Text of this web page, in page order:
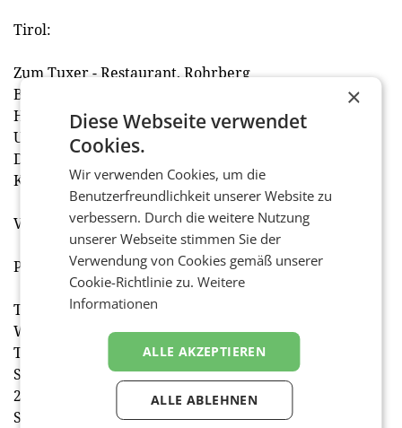
Tirol:
Zum Tuxer - Restaurant, Rohrberg
Bar Rique, Mayrhofen
Hotel Kitzhof Mountain Design Resort, Kitzbühel
Upside Down by Stefan Marquard, Fieberbrunn
Der Lärchenhof, Erpfendorf
Kempinski Hotel Kitzbühel, Jochberg
Vorarlberg:
Pier69, Bregenz
Tag der offenen Kellertüre bei Schlumberger
Wie in den Vorjahren zelebriert Schlumberger den
Tag des Sekt Austria auch wieder in der eigenen
Sektkellerei. Bereits am Samstag, den 19. Oktober
2024, öffnen sich die Kellertüren für
Sektliebhaber:innen und Interessierte: Bei freiem
×
Diese Webseite verwendet
Cookies.
Wir verwenden Cookies, um die
Benutzerfreundlichkeit unserer Website zu
verbessern. Durch die weitere Nutzung
unserer Webseite stimmen Sie der
Verwendung von Cookies gemäß unserer
Cookie-Richtlinie zu.Weitere
Informationen
ALLE AKZEPTIEREN
ALLE ABLEHNEN